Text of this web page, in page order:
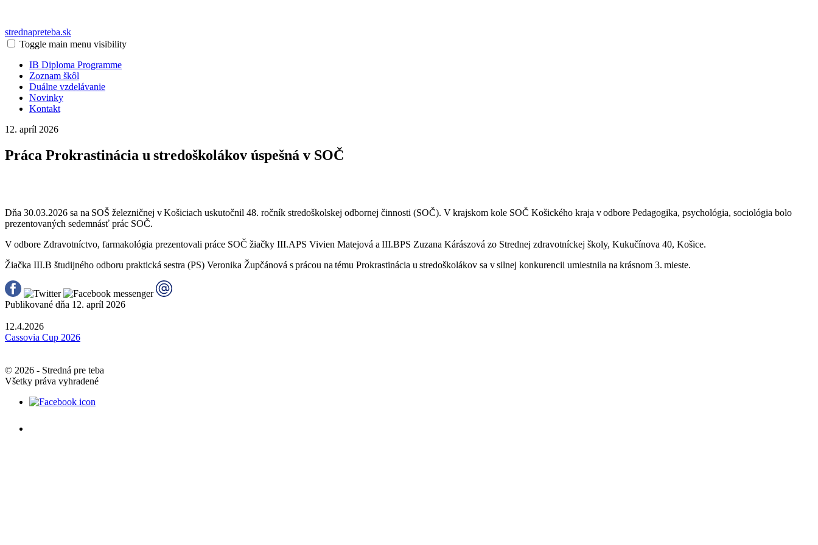
strednapreteba.sk
Toggle main menu visibility
IB Diploma Programme
Zoznam škôl
Duálne vzdelávanie
Novinky
Kontakt
12. apríl 2026
Práca Prokrastinácia u stredoškolákov úspešná v SOČ
Dňa 30.03.2026 sa na SOŠ železničnej v Košiciach uskutočnil 48. ročník stredoškolskej odbornej činnosti (SOČ). V krajskom kole SOČ Košického kraja v odbore Pedagogika, psychológia, sociológia bolo
prezentovaných sedemnásť prác SOČ.
V odbore Zdravotníctvo, farmakológia prezentovali práce SOČ žiačky III.APS Vivien Matejová a III.BPS Zuzana Kárászová zo Strednej zdravotníckej školy, Kukučínova 40, Košice.
Žiačka III.B študijného odboru praktická sestra (PS) Veronika Župčánová s prácou na tému Prokrastinácia u stredoškolákov sa v silnej konkurencii umiestnila na krásnom 3. mieste.
Publikované dňa 12. apríl 2026
12.4.2026
Cassovia Cup 2026
© 2026 - Stredná pre teba
Všetky práva vyhradené